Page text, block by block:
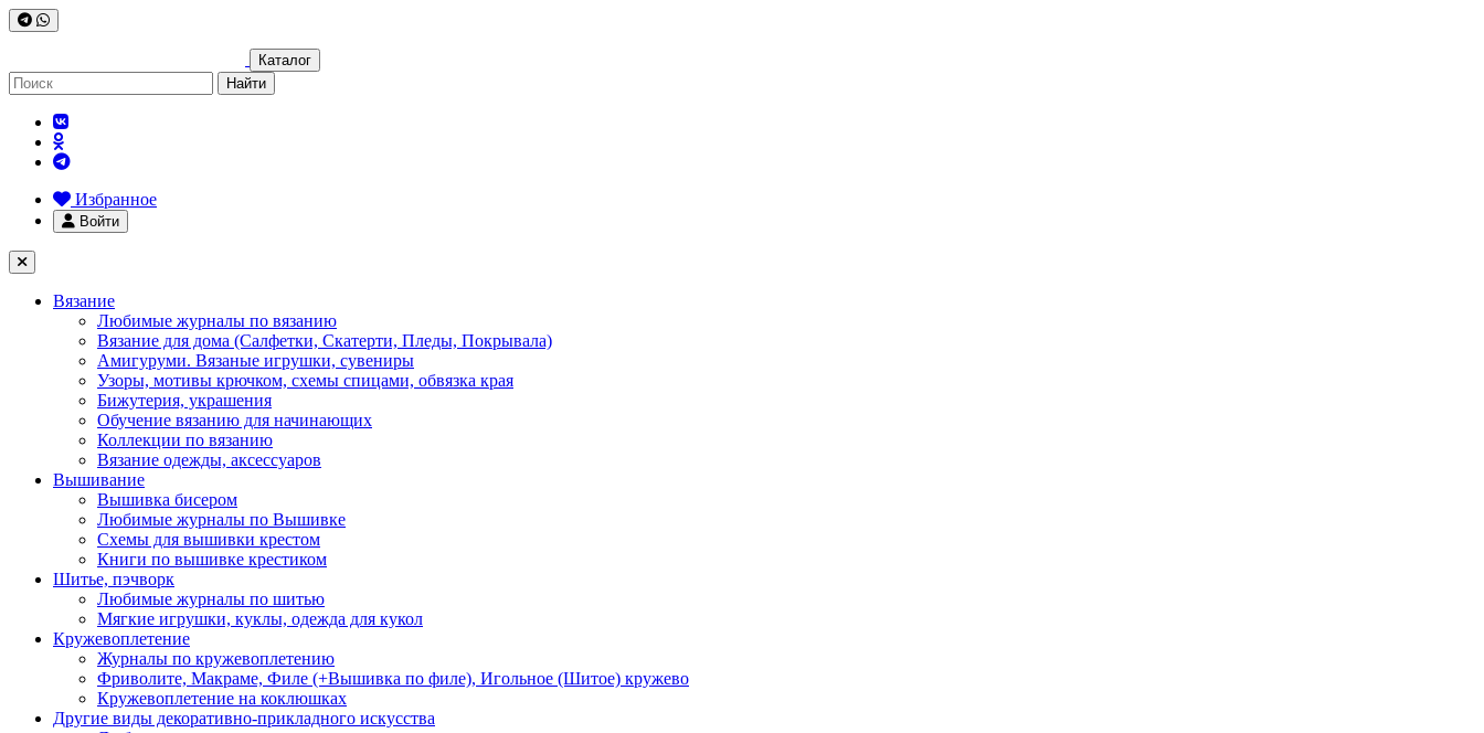
Каталог
Найти
Избранное
Войти
Вязание
Любимые журналы по вязанию
Вязание для дома (Салфетки, Скатерти, Пледы, Покрывала)
Амигуруми. Вязаные игрушки, сувениры
Узоры, мотивы крючком, схемы спицами, обвязка края
Бижутерия, украшения
Обучение вязанию для начинающих
Коллекции по вязанию
Вязание одежды, аксессуаров
Вышивание
Вышивка бисером
Любимые журналы по Вышивке
Схемы для вышивки крестом
Книги по вышивке крестиком
Шитье, пэчворк
Любимые журналы по шитью
Мягкие игрушки, куклы, одежда для кукол
Кружевоплетение
Журналы по кружевоплетению
Фриволите, Макраме, Филе (+Вышивка по филе), Игольное (Шитое) кружево
Кружевоплетение на коклюшках
Другие виды декоративно-прикладного искусства